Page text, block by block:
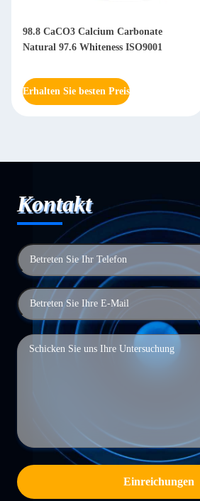
98.8 CaCO3 Calcium Carbonate
Natural 97.6 Whiteness ISO9001
Erhalten Sie besten Preis
Kontakt
Einreichungen